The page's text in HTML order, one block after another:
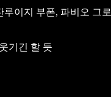
루이지 부폰, 파비오 그
기긴 할 듯